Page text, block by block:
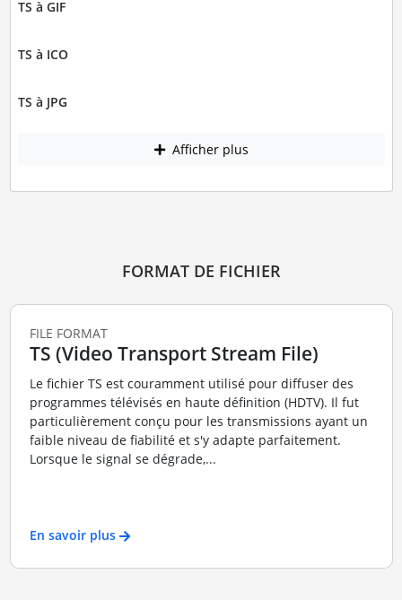
TS à GIF
TS à ICO
TS à JPG
Afficher plus
FORMAT DE FICHIER
FILE FORMAT
TS (Video Transport Stream File)
Le fichier TS est couramment utilisé pour diffuser des
programmes télévisés en haute définition (HDTV). Il fut
particulièrement conçu pour les transmissions ayant un
faible niveau de fiabilité et s'y adapte parfaitement.
Lorsque le signal se dégrade,...
En savoir plus